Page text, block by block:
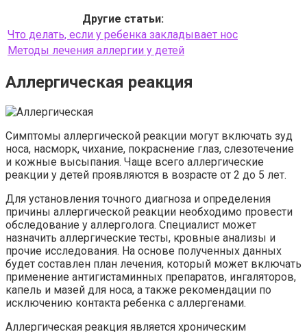
Другие статьи:
Что делать, если у ребенка закладывает нос
Методы лечения аллергии у детей
Аллергическая реакция
Симптомы аллергической реакции могут включать зуд
носа, насморк, чихание, покраснение глаз, слезотечение
и кожные высыпания. Чаще всего аллергические
реакции у детей проявляются в возрасте от 2 до 5 лет.
Для установления точного диагноза и определения
причины аллергической реакции необходимо провести
обследование у аллерголога. Специалист может
назначить аллергические тесты, кровные анализы и
прочие исследования. На основе полученных данных
будет составлен план лечения, который может включать
применение антигистаминных препаратов, ингаляторов,
капель и мазей для носа, а также рекомендации по
исключению контакта ребенка с аллергенами.
Аллергическая реакция является хроническим